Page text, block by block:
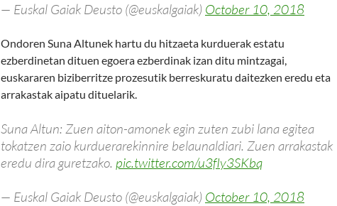
— Euskal Gaiak Deusto (@euskalgaiak) October 10, 2018
Ondoren Suna Altunek hartu du hitzaeta kurduerak estatu
ezberdinetan dituen egoera ezberdinak izan ditu mintzagai,
euskararen biziberritze prozesutik berreskuratu daitezken eredu eta
arrakastak aipatu dituelarik.
Suna Altun: Zuen aiton-amonek egin zuten zubi lana egitea
tokatzen zaio kurduerarekinnire belaunaldiari. Zuen arrakastak
eredu dira guretzako. pic.twitter.com/u3fIy3SKbq
— Euskal Gaiak Deusto (@euskalgaiak) October 10, 2018